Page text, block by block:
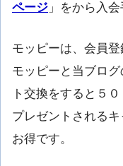
ページ 」をから入
モッピーは、会員登
モッピーと当ブロ
ト交換をすると５
プレゼントされる
お得です。